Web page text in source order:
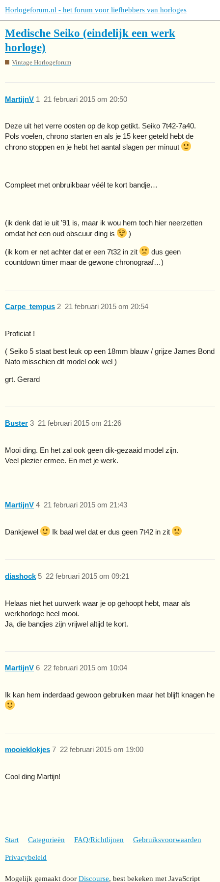
Horlogeforum.nl - het forum voor liefhebbers van horloges
Medische Seiko (eindelijk een werk
horloge)
Vintage Horlogeforum
MartijnV 21 februari 2015 om 20:50
1
Deze uit het verre oosten op de kop getikt. Seiko 7t42-7a40.
Pols voelen, chrono starten en als je 15 keer geteld hebt de
chrono stoppen en je hebt het aantal slagen per minuut
Compleet met onbruikbaar véél te kort bandje…
(ik denk dat ie uit '91 is, maar ik wou hem toch hier neerzetten
omdat het een oud obscuur ding is
)
(ik kom er net achter dat er een 7t32 in zit
dus geen
countdown timer maar de gewone chronograaf…)
Carpe_tempus 21 februari 2015 om 20:54
2
Proficiat !
( Seiko 5 staat best leuk op een 18mm blauw / grijze James Bond
Nato misschien dit model ook wel )
grt. Gerard
Buster 21 februari 2015 om 21:26
3
Mooi ding. En het zal ook geen dik-gezaaid model zijn.
Veel plezier ermee. En met je werk.
MartijnV 21 februari 2015 om 21:43
4
Dankjewel Ik baal wel dat er dus geen 7t42 in zit
diashock 22 februari 2015 om 09:21
5
Helaas niet het uurwerk waar je op gehoopt hebt, maar als
werkhorloge heel mooi.
Ja, die bandjes zijn vrijwel altijd te kort.
MartijnV 22 februari 2015 om 10:04
6
Ik kan hem inderdaad gewoon gebruiken maar het blijft knagen he
mooieklokjes 22 februari 2015 om 19:00
7
Cool ding Martijn!
Start Categorieën FAQ/Richtlijnen Gebruiksvoorwaarden
Privacybeleid
Mogelijk gemaakt door Discourse, best bekeken met JavaScript